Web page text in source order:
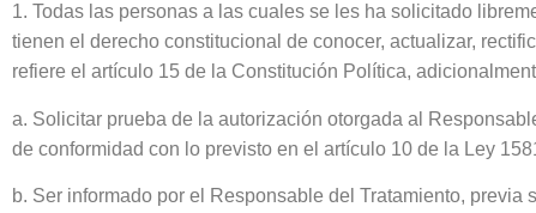
1. Todas las personas a las cuales se les ha solicitado
tienen el derecho constitucional de conocer, actualizar,
refiere el artículo 15 de la Constitución Política,
a. Solicitar prueba de la autorización otorgada al
de conformidad con lo previsto en el artículo 10 de la Ley
b. Ser informado por el Responsable del Tratamiento,